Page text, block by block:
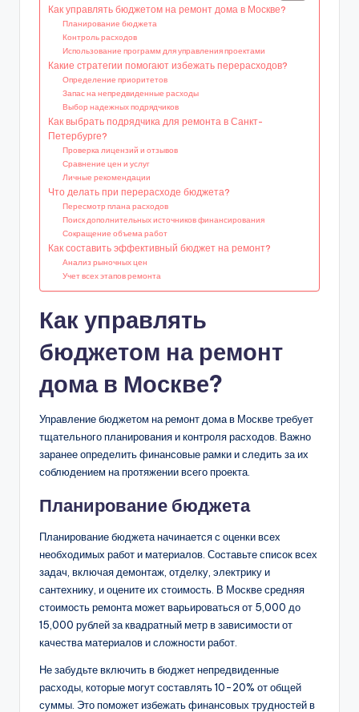
Как управлять бюджетом на ремонт дома в Москве?
Планирование бюджета
Контроль расходов
Использование программ для управления проектами
Какие стратегии помогают избежать перерасходов?
Определение приоритетов
Запас на непредвиденные расходы
Выбор надежных подрядчиков
Как выбрать подрядчика для ремонта в Санкт-
Петербурге?
Проверка лицензий и отзывов
Сравнение цен и услуг
Личные рекомендации
Что делать при перерасходе бюджета?
Пересмотр плана расходов
Поиск дополнительных источников финансирования
Сокращение объема работ
Как составить эффективный бюджет на ремонт?
Анализ рыночных цен
Учет всех этапов ремонта
Как управлять
бюджетом на ремонт
дома в Москве?
Управление бюджетом на ремонт дома в Москве требует
тщательного планирования и контроля расходов. Важно
заранее определить финансовые рамки и следить за их
соблюдением на протяжении всего проекта.
Планирование бюджета
Планирование бюджета начинается с оценки всех
необходимых работ и материалов. Составьте список всех
задач, включая демонтаж, отделку, электрику и
сантехнику, и оцените их стоимость. В Москве средняя
стоимость ремонта может варьироваться от 5,000 до
15,000 рублей за квадратный метр в зависимости от
качества материалов и сложности работ.
Не забудьте включить в бюджет непредвиденные
расходы, которые могут составлять 10-20% от общей
суммы. Это поможет избежать финансовых трудностей в